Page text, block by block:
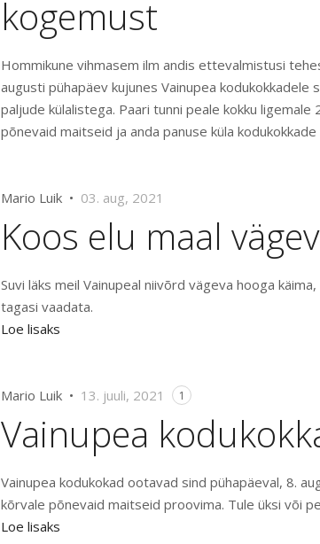
kogemust
Hommikune vihmasem ilm andis ettevalmistusi
augusti pühapäev kujunes Vainupea
paljude külalistega. Paari tunni peale kokku
põnevaid maitseid ja anda panuse küla
Mario Luik • 03. aug, 2021
Koos elu maal
Suvi läks meil Vainupeal niivõrd vägeva hooga
tagasi vaadata.
Loe lisaks
Mario Luik • 13. juuli, 2021 1
Vainupea
Vainupea kodukokad ootavad sind pühapäeval, 8.
kõrvale põnevaid maitseid proovima. Tule üksi või
Loe lisaks